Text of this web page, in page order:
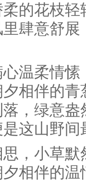
的花枝
肆意舒
柔情愫
相伴的
，绿意
这山野
小草默
相伴的